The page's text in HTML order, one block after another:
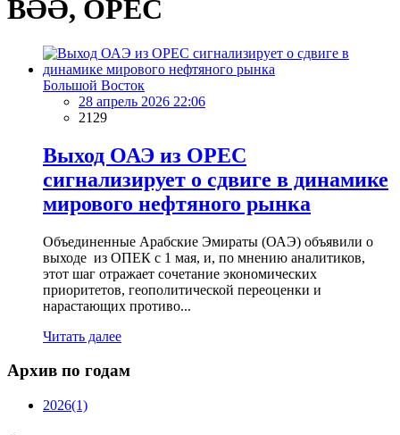
BƏƏ, OPEC
Большой Восток
28 апрель 2026 22:06
2129
Выход ОАЭ из OPEC
сигнализирует о сдвиге в динамике
мирового нефтяного рынка
Объединенные Арабские Эмираты (ОАЭ) объявили о
выходе из ОПЕК с 1 мая, и, по мнению аналитиков,
этот шаг отражает сочетание экономических
приоритетов, геополитической переоценки и
нарастающих противо...
Читать далее
Архив по годам
2026(1)